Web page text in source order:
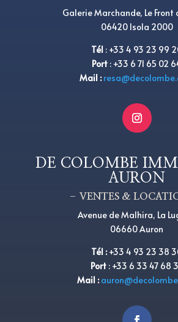
Galerie Marchande, Le Front
06420 Isola 2000
Tél : +33 4 93 23 99
Port : +33 6 71 65 02
Mail :
DE COLOMBE
AURON
– VENTES &
Avenue de Malhira, La
06660 Auron
Tél : +33 4 93 23 38
Port:+33 6 33 47 68
Mail :